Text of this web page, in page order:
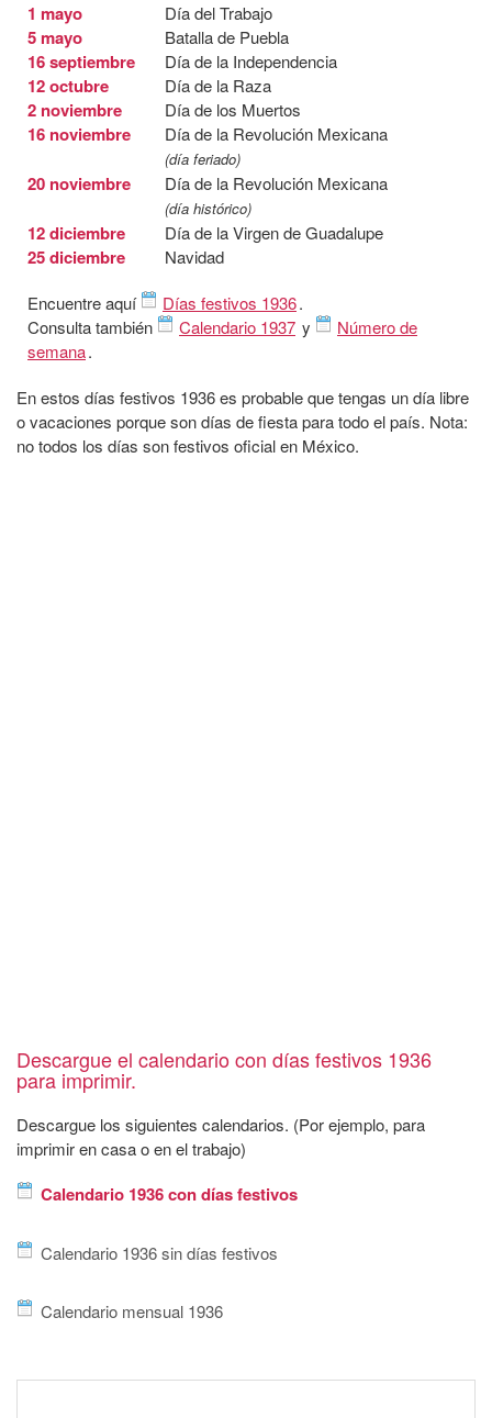
1 mayo Día del Trabajo
5 mayo Batalla de Puebla
16 septiembre Día de la Independencia
12 octubre Día de la Raza
2 noviembre Día de los Muertos
16 noviembre Día de la Revolución Mexicana
(día feriado)
20 noviembre Día de la Revolución Mexicana
(día histórico)
12 diciembre Día de la Virgen de Guadalupe
25 diciembre
Navidad
Encuentre aquí
Días festivos 1936.
Consulta también
Calendario 1937 y
Número de
semana.
En estos días festivos 1936 es probable que tengas un día libre
o vacaciones porque son días de fiesta para todo el país. Nota:
no todos los días son festivos oficial en México.
Descargue el calendario con días festivos 1936
para imprimir.
Descargue los siguientes calendarios. (Por ejemplo, para
imprimir en casa o en el trabajo)
Calendario 1936 con días festivos
Calendario 1936 sin días festivos
Calendario mensual 1936